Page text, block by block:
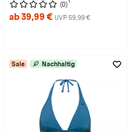
(0) 1
ab 39,99 € UVP 59,99 €
Sale Nachhaltig